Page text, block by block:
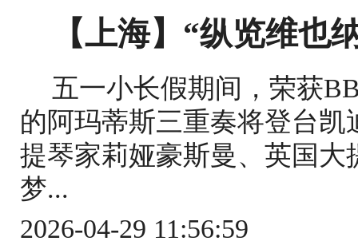
【上海】“纵览维也
五一小长假期间，荣获
的阿玛蒂斯三重奏将登台
提琴家莉娅豪斯曼、英国
梦...
2026-04-29 11:56:59